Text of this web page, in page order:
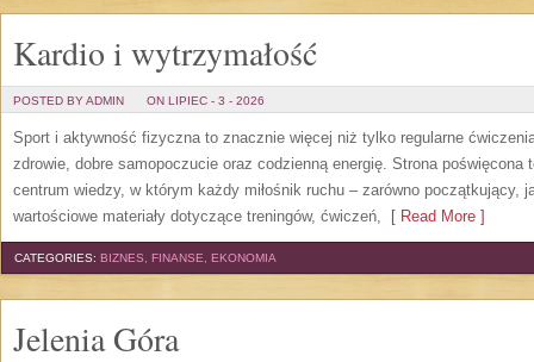
Kardio i wytrzymałość
POSTED BY ADMIN ON LIPIEC - 3 - 2026
Sport i aktywność fizyczna to znacznie więcej niż tylko regularne
zdrowie, dobre samopoczucie oraz codzienną energię. Strona poświęcona
centrum wiedzy, w którym każdy miłośnik ruchu – zarówno początkujący,
wartościowe materiały dotyczące treningów, ćwiczeń, [ Read More ]
CATEGORIES: BIZNES, FINANSE, EKONOMIA
Jelenia Góra